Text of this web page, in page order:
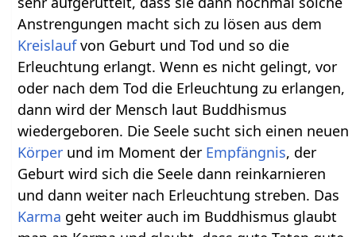
Anstrengungen macht sich zu lösen aus dem
Kreislaufvon Geburt und Tod und so die
Erleuchtung erlangt. Wenn es nicht gelingt, vor
oder nach dem Tod die Erleuchtung zu erlangen,
dann wird der Mensch laut Buddhismus
wiedergeboren. Die Seele sucht sich einen neuen
Körper und im Moment der Empfängnis, der
Geburt wird sich die Seele dann reinkarnieren
und dann weiter nach Erleuchtung streben. Das
Karma geht weiter auch im Buddhismus glaubt